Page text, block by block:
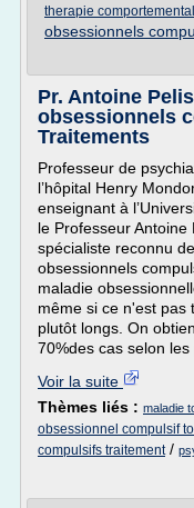
therapie
obsessionnels
Pr. Antoine
obsessionnels
Traitements
Professeur de
l’hôpital Henry
enseignant à
le Professeur Antoine
spécialiste reconnu
obsessionnels
maladie
même si ce n'est pas
plutôt longs. On
70%des cas selon les
Voir la suite
Thèmes liés : maladie
obsessionnel compulsif
compulsifs traitement/